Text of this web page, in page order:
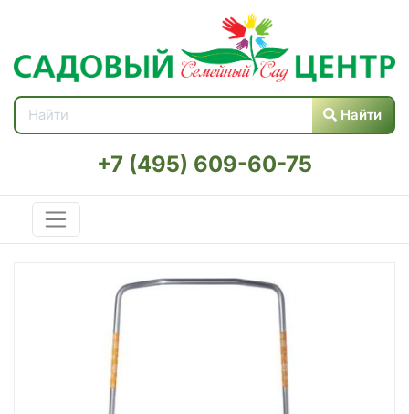
Найти
+7 (495) 609-60-75